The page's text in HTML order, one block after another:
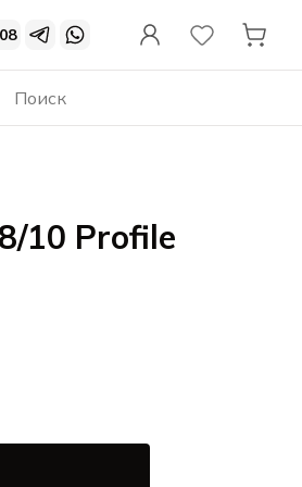
10 Profile